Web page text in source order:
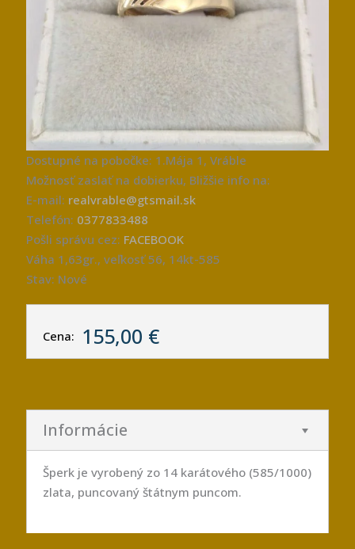
Dostupné na pobočke: 1.Mája 1, Vráble
Možnosť zaslať na dobierku, Bližšie info na:
E-mail: realvrable@gtsmail.sk
Telefón: 0377833488
Pošli správu cez: FACEBOOK
Váha 1,63gr., veľkosť 56, 14kt-585
Stav: Nové
Cena: 155,00 €
Informácie
Šperk je vyrobený zo 14 karátového (585/1000)
zlata, puncovaný štátnym puncom.